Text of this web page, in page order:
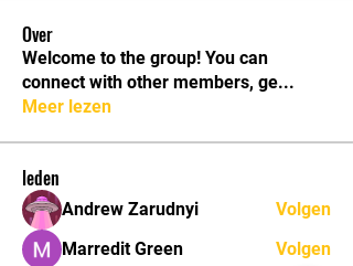
Over
Welcome to the group! You can
connect with other members, ge...
Meer lezen
leden
Andrew Zarudnyi
Volgen
Marredit Green
Volgen